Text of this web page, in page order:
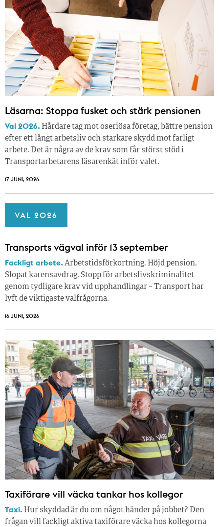
Läsarna: Stoppa fusket och stärk pensionen
Val 2026. Hårdare tag mot oseriösa företag, bättre pension
efter ett långt arbetsliv och starkare skydd mot farligt
arbete. Det är några av de krav som får störst stöd i
Transportarbetarens läsar­enkät inför valet.
17 JUNI, 2026
VAL 2026
Transports vägval inför 13 september
Fackligt arbete.Arbetstidsförkortning. Höjd pension.
Slopat karensavdrag. Stopp för arbetslivskriminalitet
genom tydligare krav vid upphandlingar – Transport har
lyft de viktigaste valfrågorna.
16 JUNI, 2026
Taxiförare vill väcka tankar hos kollegor
Taxi. Hur skyddad är du om något händer på jobbet? Den
frågan vill fackligt aktiva taxiförare väcka hos kollegorna